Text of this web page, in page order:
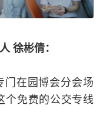
徐彬倩：
门在园博会分会场
个免费的公交专线